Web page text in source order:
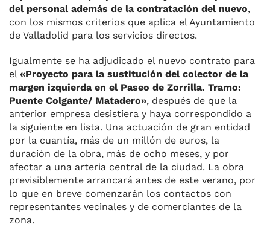
del personal además de la contratación del nuevo,
con los mismos criterios que aplica el Ayuntamiento
de Valladolid para los servicios directos.
Igualmente se ha adjudicado el nuevo contrato para
el «Proyecto para la sustitución del colector de la
margen izquierda en el Paseo de Zorrilla. Tramo:
Puente Colgante/ Matadero», después de que la
anterior empresa desistiera y haya correspondido a
la siguiente en lista. Una actuación de gran entidad
por la cuantía, más de un millón de euros, la
duración de la obra, más de ocho meses, y por
afectar a una arteria central de la ciudad. La obra
previsiblemente arrancará antes de este verano, por
lo que en breve comenzarán los contactos con
representantes vecinales y de comerciantes de la
zona.